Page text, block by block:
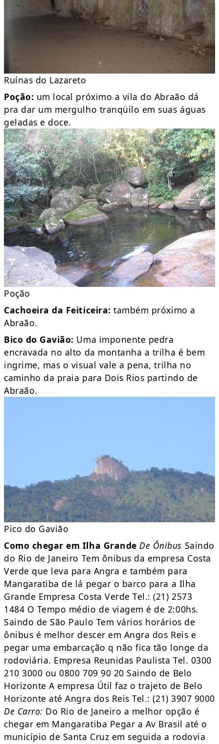
Ruínas do Lazareto
Poção: um local próximo a vila do Abraão dá
pra dar um mergulho tranqüilo em suas águas
geladas e doce.
Poção
Cachoeira da Feiticeira: também próximo a
Abraão.
Bico do Gavião: Uma imponente pedra
encravada no alto da montanha a trilha é bem
ingrime, mas o visual vale a pena, trilha no
caminho da praia para Dois Rios partindo de
Abraão.
Pico do Gavião
Como chegar em Ilha Grande De Ônibus Saindo
do Rio de Janeiro Tem ônibus da empresa Costa
Verde que leva para Angra e também para
Mangaratiba de lá pegar o barco para a Ilha
Grande Empresa Costa Verde Tel.: (21) 2573
1484 O Tempo médio de viagem é de 2:00hs.
Saindo de São Paulo Tem vários horários de
ônibus é melhor descer em Angra dos Reis e
pegar uma embarcação q não fica tão longe da
rodoviária. Empresa Reunidas Paulista Tel. 0300
210 3000 ou 0800 709 90 20 Saindo de Belo
Horizonte A empresa Útil faz o trajeto de Belo
Horizonte até Angra dos Reis Tel.: (21) 3907 9000
De Carro: Do Rio de Janeiro a melhor opção é
chegar em Mangaratiba Pegar a Av Brasil até o
município de Santa Cruz em seguida a rodovia